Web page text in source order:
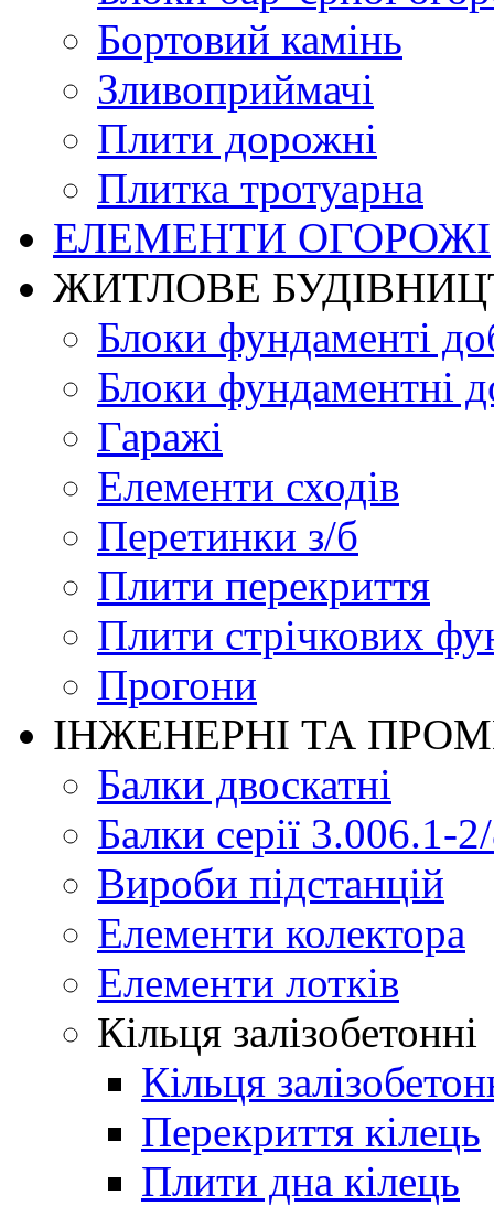
Бортовий камінь
Зливоприймачі
Плити дорожні
Плитка тротуарна
ЕЛЕМЕНТИ ОГОРОЖІ
ЖИТЛОВЕ
Блоки фундаменті
Блоки фундаментні
Гаражі
Елементи сходів
Перетинки з/б
Плити перекриття
Плити стрічкових
Прогони
ІНЖЕНЕРНІ ТА
Балки двоскатні
Балки серії 3.006.1-
Вироби підстанцій
Елементи колектора
Елементи лотків
Кільця залізобетонні
Кільця
Перекриття кілець
Плити дна кілець